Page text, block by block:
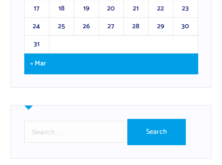
17
18 19 20 21 22
23
24
25 26 27 28 29
30
31
« Mar
r